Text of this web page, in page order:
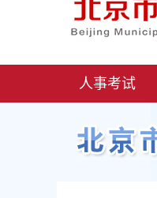
人事考试